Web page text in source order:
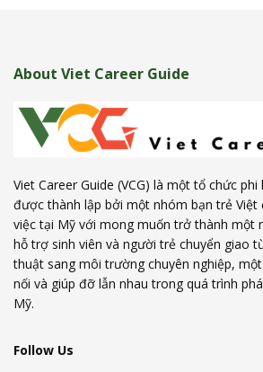
About Viet Career Guide
Viet Career Guide (VCG) là một tổ chức
được thành lập bởi một nhóm bạn trẻ Việt
việc tại Mỹ với mong muốn trở thành một
hỗ trợ sinh viên và người trẻ chuyển giao
thuật sang môi trường chuyên nghiệp,
nối và giúp đỡ lẫn nhau trong quá trình
Mỹ.
Follow Us